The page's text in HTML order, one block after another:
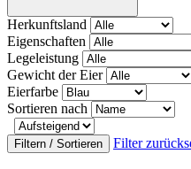
Herkunftsland
Eigenschaften
Legeleistung
Gewicht der Eier
Eierfarbe
Sortieren nach
Filtern / Sortieren Filter